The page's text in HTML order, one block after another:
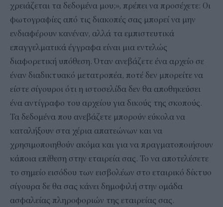
χρειάζεται τα δεδομένα μου;», πρέπει να προσέχετε: Οι
φωτογραφίες από τις διακοπές σας μπορεί να μην
ενδιαφέρουν κανέναν, αλλά τα εμπιστευτικά
επαγγελματικά έγγραφα είναι μια εντελώς
διαφορετική υπόθεση. Όταν ανεβάζετε ένα αρχείο σε
έναν διαδικτυακό μετατροπέα, ποτέ δεν μπορείτε να
είστε σίγουροι ότι η ιστοσελίδα δεν θα αποθηκεύσει
ένα αντίγραφο του αρχείου για δικούς της σκοπούς.
Τα δεδομένα που ανεβάζετε μπορούν εύκολα να
καταλήξουν στα χέρια απατεώνων και να
χρησιμοποιηθούν ακόμα και για να πραγματοποιήσουν
κάποια επίθεση στην εταιρεία σας. Το να αποτελέσετε
το σημείο εισόδου των εισβολέων στο εταιρικό δίκτυο
σίγουρα δε θα σας κάνει δημοφιλή στην ομάδα
ασφαλείας πληροφοριών της εταιρείας σας.